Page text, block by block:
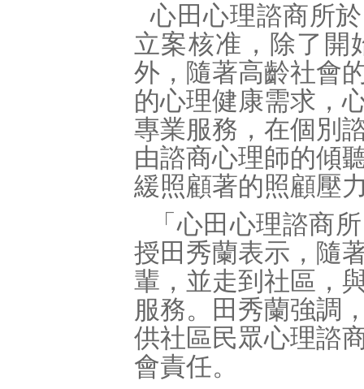
心田心理諮商所
立案核准，除了開
外，隨著高齡社會
的心理健康需求，
專業服務，在個別
由諮商心理師的傾
緩照顧著的照顧壓
「心田心理諮商
授田秀蘭表示，隨
輩，並走到社區，
服務。田秀蘭強調
供社區民眾心理諮
會責任。